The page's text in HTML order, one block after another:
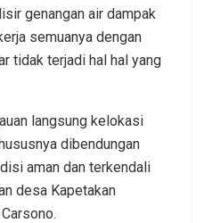
genangan air dampak
semuanya dengan
tidak terjadi hal hal yang
langsung kelokasi
dibendungan
aman dan terkendali
desa Kapetakan